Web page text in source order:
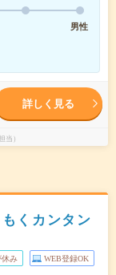
男性
詳しく見る
）
くカンタン
休み WEB登録OK